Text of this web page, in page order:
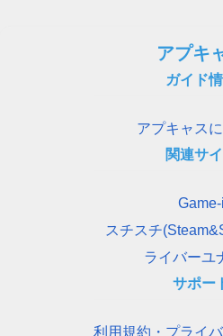
アプキ
ガイド
アプキャス
関連サ
Game-i
スチスチ
ライバーユ
サポー
利用規約・プライ